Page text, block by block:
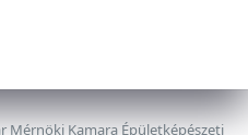
Mérnöki Kamara Épületképészeti